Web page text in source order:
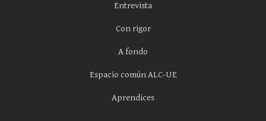
Entrevista
Con rigor
A fondo
Espacio común ALC-UE
Aprendices